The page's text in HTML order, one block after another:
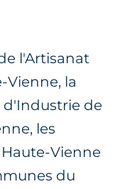
l'Artisanat
Vienne, la
d'Industrie de
les
Vienne
du